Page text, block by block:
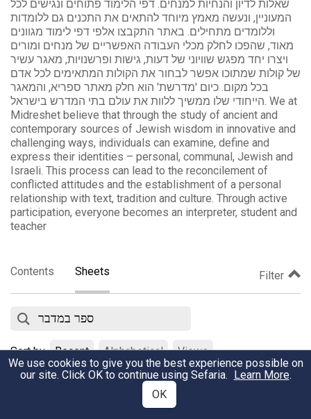
שאלות לדיון והנחיות למנחים. דפי הלימוד פתוחים ונגישים לכל
המעוניין, ונעשה מאמץ מיוחד להתאים את התכנים גם ללומדות
וללומדים מתחילים. באתר התקבצו אלפי דפי לימוד מגוונים
מאוד, שהפכו לחלק מכלי העבודה האפשריים של מנחים ומורים
ויצרו יחד מפגש שוויוני של דעות, גישות ופרשנויות, מאגר עשיר
של קולות שמתוכו אפשר לבחור את הקולות המתאימים לכל אדם
בכל מקום. כיום 'מדרשת' הוא חלק מאתר ספריא, והמאגר
הייחודי שלו ממשיך ללוות את עולם בתי המדרש בישראל. We at
Midreshet believe that through the study of ancient and
contemporary sources of Jewish wisdom in innovative and
challenging ways, individuals can examine, define and
express their identities – personal, communal, Jewish and
Israeli. This process can lead to the reconcilement of
conflicted attitudes and the establishment of a personal
relationship with text, tradition and culture. Through active
participation, everyone becomes an interpreter, student and
teacher
Contents Sheets Filter
Sort by Recent Alphabetical Views
We use cookies to give you the best experience possible on
our site. Click OK to continue using Sefaria. Learn More.
OK